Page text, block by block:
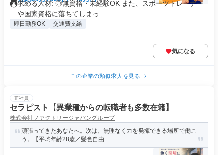
求める人材: ◎無資格・未経験OK また、スポーツトレーナー
や国家資格に落ちてしまっ...
即日勤務OK 交通費支給
気になる
この企業の類似求人を見る
正社員
セラピスト【異業種からの転職者も多数在籍】
株式会社ファクトリージャパングループ
頑張ってきたあなたへ。次は、無理なく力を発揮できる場所で働こ
う。【平均年齢28歳／髪色自由...